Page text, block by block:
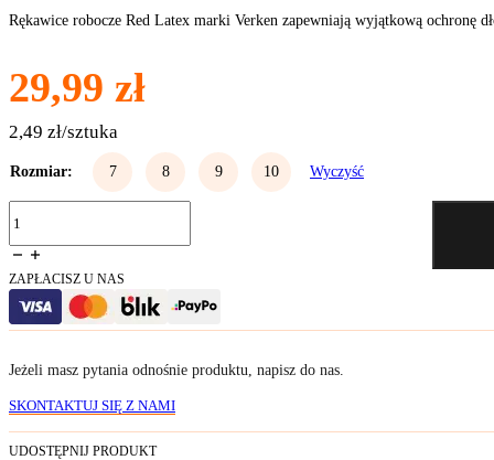
Rękawice robocze Red Latex marki Verken zapewniają wyjątkową ochronę
29,99 zł
2,49 zł/sztuka
Rozmiar: 7 8 9 10 Wyczyść
Rękawice
robocze
Latex
12
sztuk
ZAPŁACISZ U NAS
Jeżeli masz pytania odnośnie produktu, napisz do nas.
SKONTAKTUJ SIĘ Z NAMI
UDOSTĘPNIJ PRODUKT